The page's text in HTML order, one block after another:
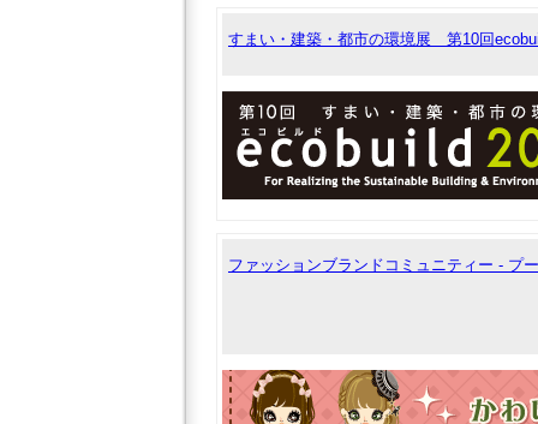
すまい・建築・都市の環境展 第10回
ファッションブランドコミュニティー - プ